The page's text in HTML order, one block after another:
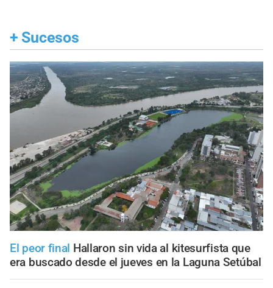
+ Sucesos
El peor final Hallaron sin vida al kitesurfista que
era buscado desde el jueves en la Laguna Setúbal